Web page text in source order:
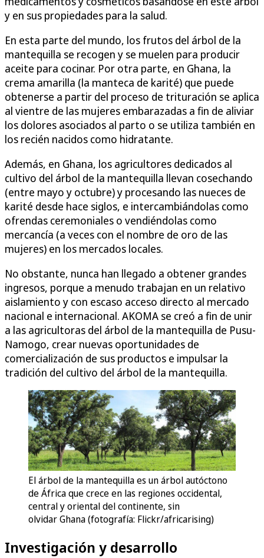
y en sus propiedades para la salud.
En esta parte del mundo, los frutos del árbol de la
mantequilla se recogen y se muelen para producir
aceite para cocinar. Por otra parte, en Ghana, la
crema amarilla (la manteca de karité) que puede
obtenerse a partir del proceso de trituración se aplica
al vientre de las mujeres embarazadas a fin de aliviar
los dolores asociados al parto o se utiliza también en
los recién nacidos como hidratante.
Además, en Ghana, los agricultores dedicados al
cultivo del árbol de la mantequilla llevan cosechando
(entre mayo y octubre) y procesando las nueces de
karité desde hace siglos, e intercambiándolas como
ofrendas ceremoniales o vendiéndolas como
mercancía (a veces con el nombre de oro de las
mujeres) en los mercados locales.
No obstante, nunca han llegado a obtener grandes
ingresos, porque a menudo trabajan en un relativo
aislamiento y con escaso acceso directo al mercado
nacional e internacional. AKOMA se creó a fin de unir
a las agricultoras del árbol de la mantequilla de Pusu-
Namogo, crear nuevas oportunidades de
comercialización de sus productos e impulsar la
tradición del cultivo del árbol de la mantequilla.
El árbol de la mantequilla es un árbol autóctono
de África que crece en las regiones occidental,
central y oriental del continente, sin
olvidar Ghana (fotografía: Flickr/africarising)
Investigación y desarrollo